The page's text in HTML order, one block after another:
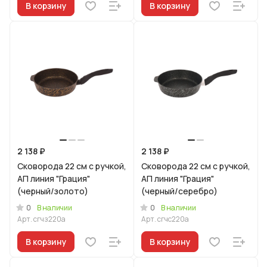
В корзину В корзину
2 138 ₽
Сковорода 22 см с ручкой,
АП линия "Грация"
(черный/золото)
0
В наличии
Арт.сгчз220а
В корзину
2 138 ₽
Сковорода 22 см с ручкой,
АП линия "Грация"
(черный/серебро)
0
В наличии
Арт.сгчс220а
В корзину